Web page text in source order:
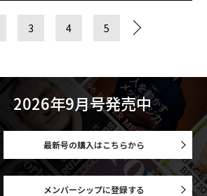
3 4 5
2026年9月号発売中
最新号の購入はこちらから
メンバーシップに登録する